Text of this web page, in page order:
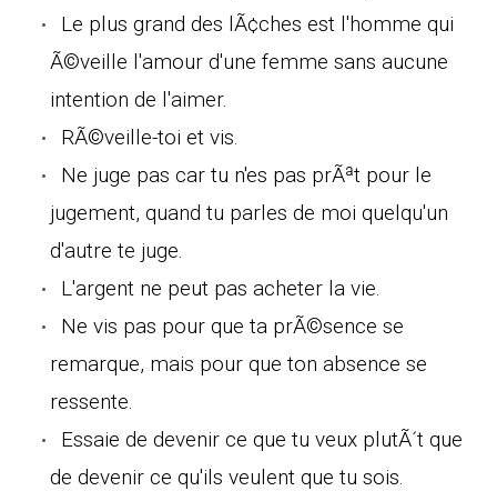
Le plus grand des lÃ¢ches est l'homme qui
Ã©veille l'amour d'une femme sans aucune
intention de l'aimer.
RÃ©veille-toi et vis.
Ne juge pas car tu n'es pas prÃªt pour le
jugement, quand tu parles de moi quelqu'un
d'autre te juge.
L'argent ne peut pas acheter la vie.
Ne vis pas pour que ta prÃ©sence se
remarque, mais pour que ton absence se
ressente.
Essaie de devenir ce que tu veux plutÃ´t que
de devenir ce qu'ils veulent que tu sois.